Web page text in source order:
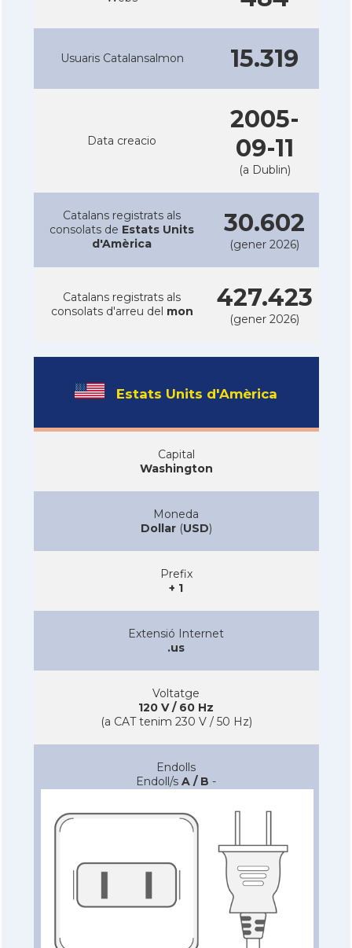
Usuaris Catalansalmon 15.319
Data creacio
2005-
09-11
(a Dublin)
Catalans registrats als
consolats de Estats Units
d'Amèrica
30.602
(gener 2026)
Catalans registrats als
consolats d'arreu del mon 427.423
(gener 2026)
Estats Units d'Amèrica
Capital
Washington
Moneda
Dollar(USD)
Prefix
+ 1
Extensió Internet
.us
Voltatge
120 V / 60 Hz
(a CAT tenim 230 V / 50 Hz)
Endolls
Endoll/s A / B -